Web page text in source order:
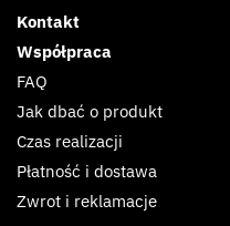
Kontakt
Współpraca
FAQ
Jak dbać o produkt
Czas realizacji
Płatność i dostawa
Zwrot i reklamacje